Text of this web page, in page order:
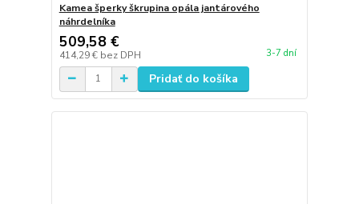
Kamea šperky škrupina opála jantárového
náhrdelníka
509,58 €
414,29 € bez DPH 3-7 dní
Pridať do košíka